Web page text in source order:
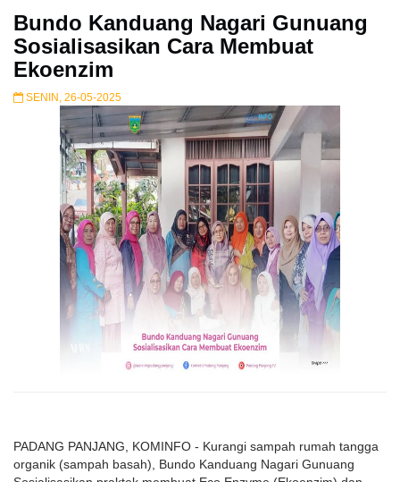
TV
KLIPPING
BULLETIN
MAJALAH
Bundo Kanduang Nagari Gunuang
Sosialisasikan Cara Membuat
Ekoenzim
SENIN, 26-05-2025
PADANG PANJANG, KOMINFO - Kurangi sampah rumah tangga
organik (sampah basah), Bundo Kanduang Nagari Gunuang